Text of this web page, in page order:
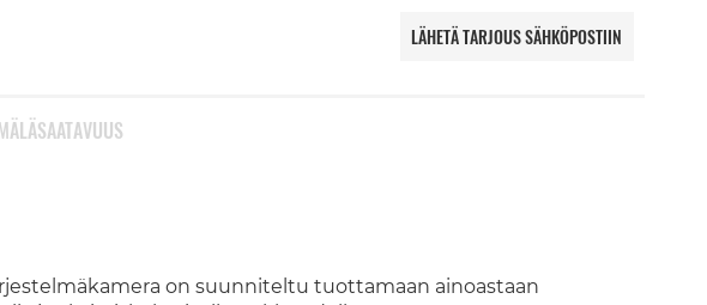
LÄHETÄ TARJOUS SÄHKÖPOSTIIN
on suunniteltu tuottamaan ainoastaan